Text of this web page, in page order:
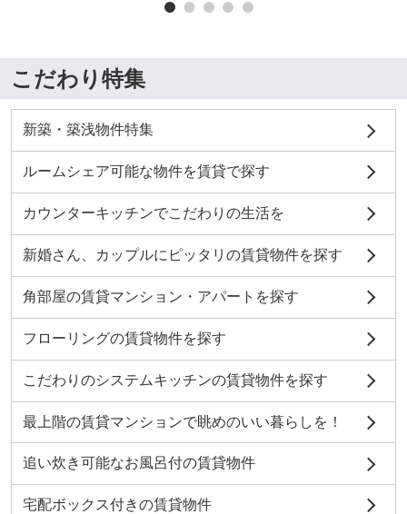
こだわり特集
新築・築浅物件特集
ルームシェア可能な物件を賃貸で探す
カウンターキッチンでこだわりの生活を
新婚さん、カップルにピッタリの賃貸物件を探す
角部屋の賃貸マンション・アパートを探す
フローリングの賃貸物件を探す
こだわりのシステムキッチンの賃貸物件を探す
最上階の賃貸マンションで眺めのいい暮らしを！
追い炊き可能なお風呂付の賃貸物件
宅配ボックス付きの賃貸物件